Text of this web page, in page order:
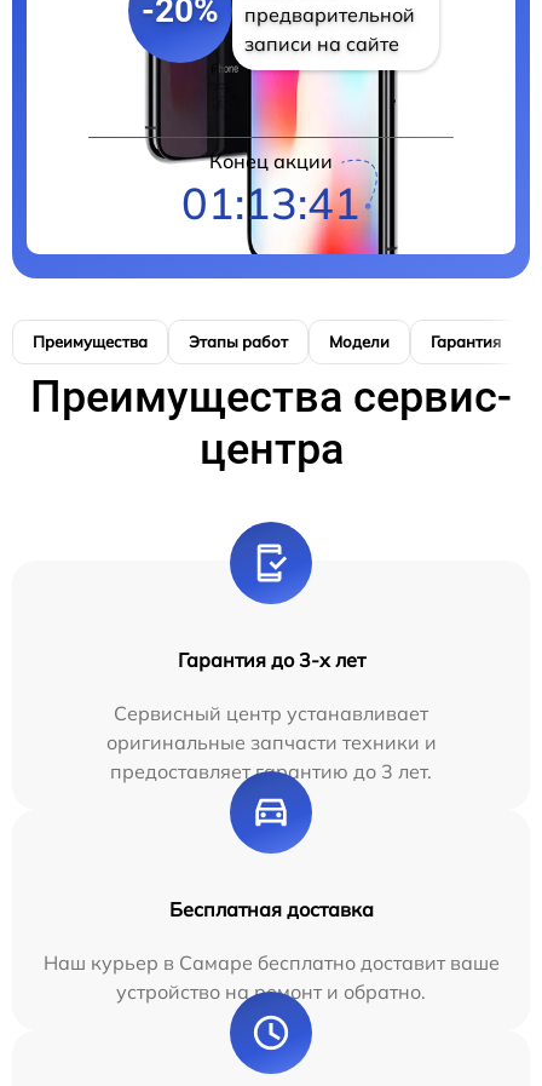
-20%
предварительной
записи на сайте
Конец акции
01:13:40
Преимущества Этапы работ Модели Гарантия
Преимущества сервис-
центра
Гарантия до 3-х лет
Сервисный центр устанавливает
оригинальные запчасти техники и
предоставляет гарантию до 3 лет.
Бесплатная доставка
Наш курьер в Самаре бесплатно доставит ваше
устройство на ремонт и обратно.